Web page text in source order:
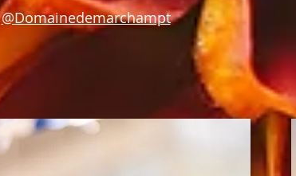
@Domainedemarchampt